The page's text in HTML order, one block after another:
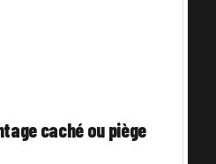
caché ou piège